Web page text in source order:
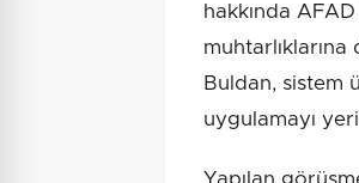
hakkında
Buldan, sistem
uygulamayı